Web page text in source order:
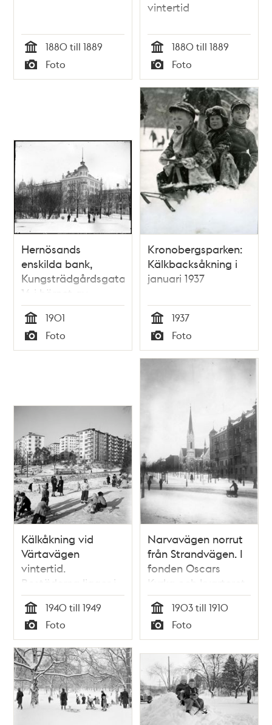
Tid
1880 till 1889
Typ
Foto
vintertid
Tid
1880 till 1889
Typ
Foto
Hernösands
enskilda bank,
Kungsträdgårdsgatan
16 i hörnet av
Näckströmsgatan
vintertid
Tid
1901
Typ
Foto
Kronobergsparken:
Kälkbacksåkning i
januari 1937
Tid
1937
Typ
Foto
Kälkåkning vid
Värtavägen
vintertid.
Bostäderna ligger i
kv. Teaterladan vid
Rindögatan
Tid
1940 till 1949
Typ
Foto
Narvavägen norrut
från Strandvägen. I
fonden Oscars
Kyrka och kvarteret
Bajonetten.
Tid
1903 till 1910
Typ
Foto